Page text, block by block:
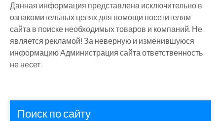
Данная информация представлена исключительно в
ознакомительных целях для помощи посетителям
сайта в поиске необходимых товаров и компаний. Не
является рекламой! За неверную и изменившуюся
информацию Администрация сайта ответственность
не несет.
Поиск по сайту